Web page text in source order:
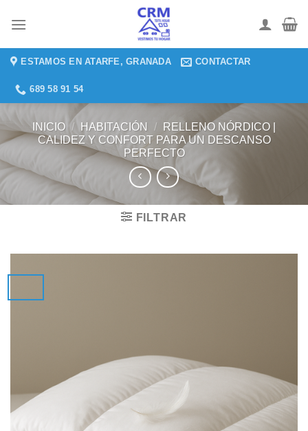
ESTAMOS EN ATARFE, GRANADA CONTACTAR
689 58 91 54
INICIO / HABITACIÓN /
RELLENO NÓRDICO |
CALIDEZ Y CONFORT PARA UN DESCANSO
PERFECTO
FILTRAR